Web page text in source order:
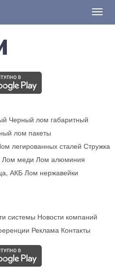
Черный лом габаритный
лом пакеты
легированных сталей Стружка
Лом меди Лом алюминия
АКБ Лом нержавейки
системы Новости компаний
Реклама Контакты